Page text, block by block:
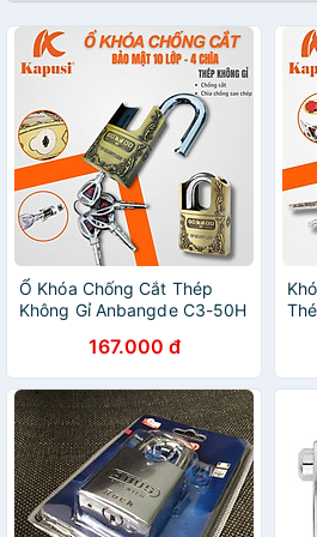
Ổ Khóa Chống Cắt Thép
Không Gỉ Anbangde C3-50H
167.000 đ